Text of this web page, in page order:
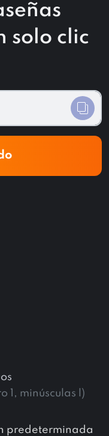
solo clic
1, minúsculas l)
predeterminada